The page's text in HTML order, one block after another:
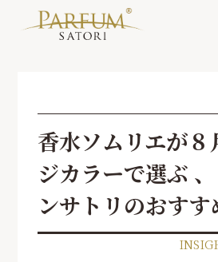
香水ソムリエが８
ジカラーで選ぶ
ンサトリのおすす